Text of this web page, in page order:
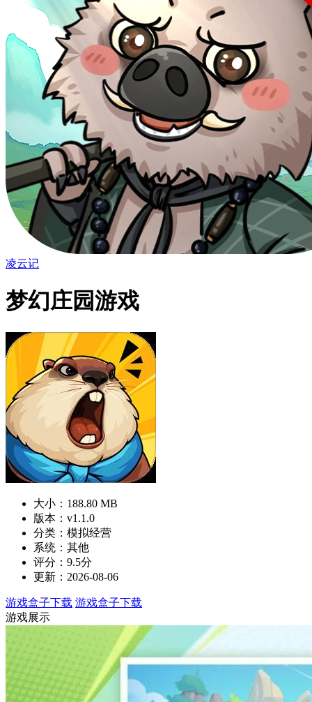
凌云记
梦幻庄园游戏
大小：188.80 MB
版本：v1.1.0
分类：模拟经营
系统：其他
评分：9.5分
更新：2026-08-06
游戏盒子下载 游戏盒子下载
游戏展示